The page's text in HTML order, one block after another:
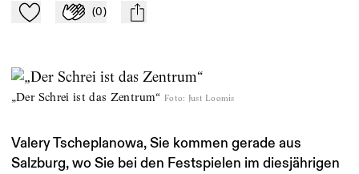
Zu Mein-TdZ hinzufügen
Applaudieren
(0) mail
„Der Schrei ist das Zentrum“ Foto: Just Loomis
Valery Tscheplanowa, Sie kommen gerade aus
Salzburg, wo Sie bei den Festspielen im diesjährigen